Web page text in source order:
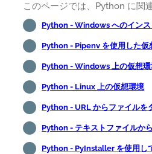
このページでは、Python に関
Python - Windows へのインス
Python - Pipenv を使用した仮
Python - Windows 上の仮想環
Python - Linux 上の仮想環境
Python - URL からファイルを
Python - テキストファイルか
Python - PyInstaller を使用し